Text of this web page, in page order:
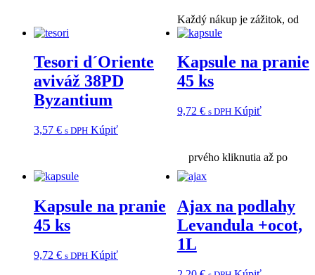
Tesori d´Oriente
aviváž 38PD
Byzantium
3,57 € s DPH Kúpiť
Kapsule na pranie
45 ks
9,72 € s DPH Kúpiť
Kapsule na pranie
45 ks
9,72 € s DPH Kúpiť
Ajax na podlahy
Levandula +ocot,
1L
Každý nákup je zážitok, od
prvého kliknutia až po